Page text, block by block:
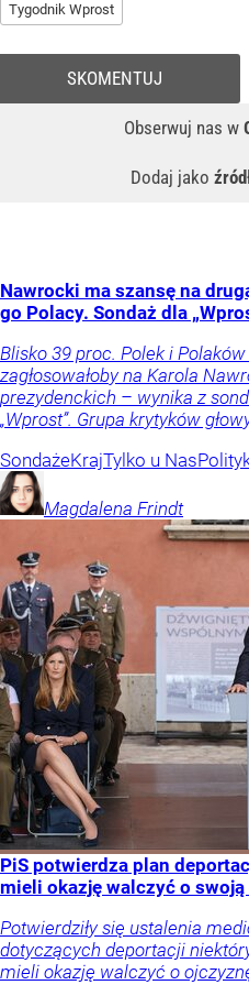
Tygodnik Wprost
Obserwuj nas w
Dodaj jako
SKOMENTUJ
Nawrocki ma szansę na
go Polacy. Sondaż dla
Blisko 39 proc. Polek i
zagłosowałoby na Karola
prezydenckich – wynika z
„Wprost”. Grupa krytyków
SondażeKrajTylko u Nas
Magdalena Frindt
PiS potwierdza plan
mieli okazję walczyć o swoją
Potwierdziły się ustalenia
dotyczących deportacji
mieli okazję walczyć o